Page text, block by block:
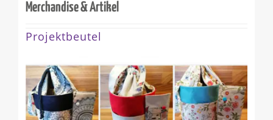
Merchandise & Artikel
Projektbeutel